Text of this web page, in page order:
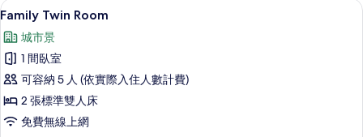
片
房
詳
情
顯
示
Family
Twin
Room
的
所
Family Twin Room | 客房內保險箱、
14
Family Twin Room
城市景
1 間臥室
可容納 5 人 (依實際入住人數計費)
2 張標準雙人床
免費無線上網